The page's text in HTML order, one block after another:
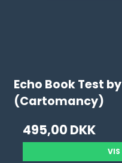
Echo Book Test
(Cartomancy)
495,00 DKK
VIS